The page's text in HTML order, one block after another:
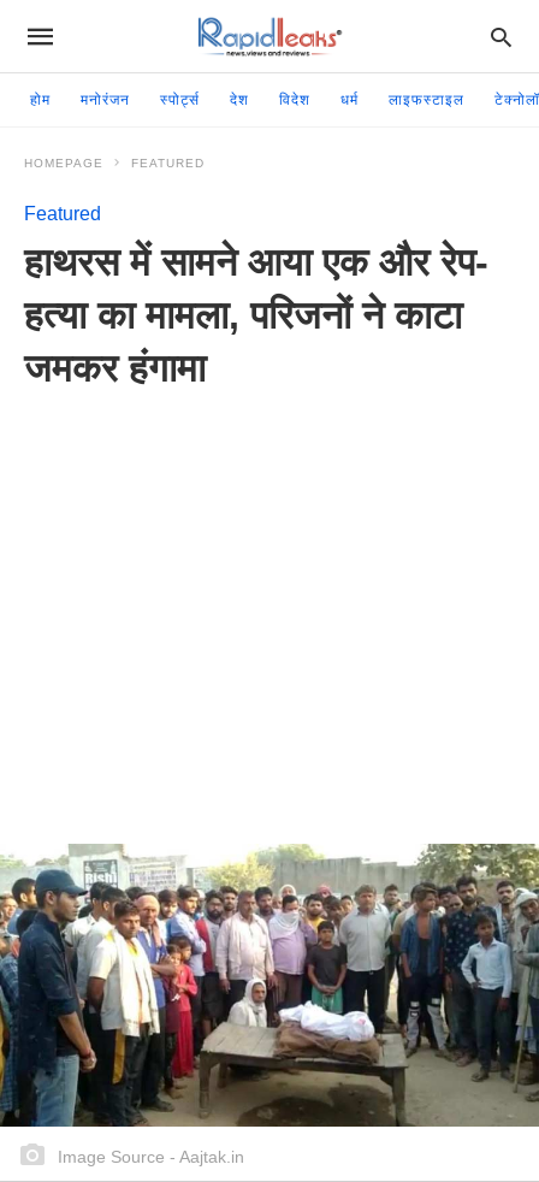
होम मनोरंजन स्पोर्ट्स देश विदेश धर्म लाइफस्टाइल
HOMEPAGE FEATURED
Featured
हाथरस में सामने आया एक और रेप-
हत्या का मामला, परिजनों ने काटा
जमकर हंगामा
Image Source - Aajtak.in